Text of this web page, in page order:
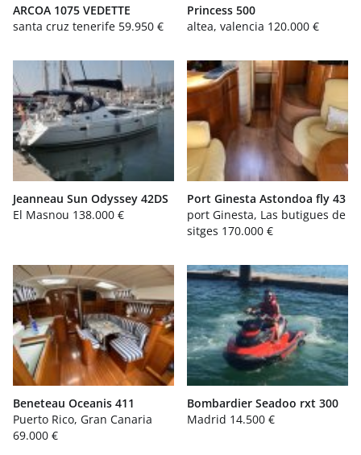
ARCOA 1075 VEDETTE
santa cruz tenerife 59.950 €
Princess 500
altea, valencia 120.000 €
Jeanneau Sun Odyssey 42DS
El Masnou 138.000 €
Port Ginesta Astondoa fly 43
port Ginesta, Las butigues de
sitges 170.000 €
Beneteau Oceanis 411
Puerto Rico, Gran Canaria
69.000 €
Bombardier Seadoo rxt 300
Madrid 14.500 €